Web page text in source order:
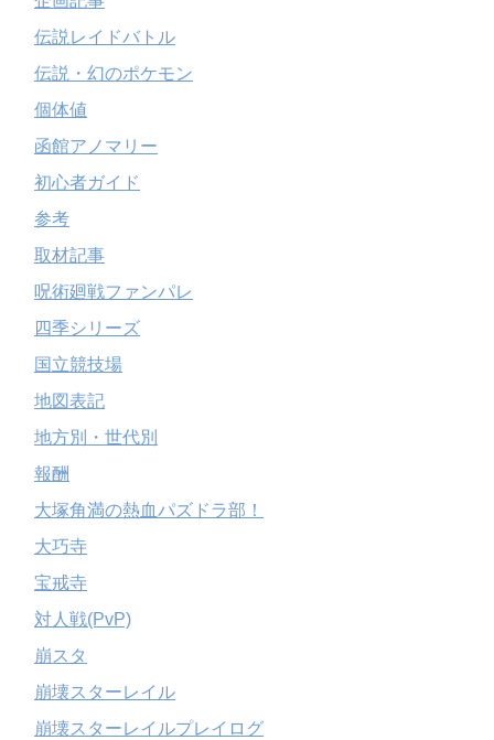
伝説レイドバトル
伝説・幻のポケモン
個体値
函館アノマリー
初心者ガイド
参考
取材記事
呪術廻戦ファンパレ
四季シリーズ
国立競技場
地図表記
地方別・世代別
報酬
大塚角満の熱血パズドラ部！
大巧寺
宝戒寺
対人戦(PvP)
崩スタ
崩壊スターレイル
崩壊スターレイルプレイログ